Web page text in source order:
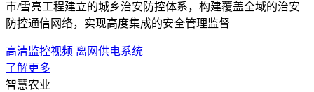
市/雪亮工程建立的城乡治安防控体系，构建覆盖全域的治安
防控通信网络，实现高度集成的安全管理监督
高清监控视频 离网供电系统
了解更多
智慧农业